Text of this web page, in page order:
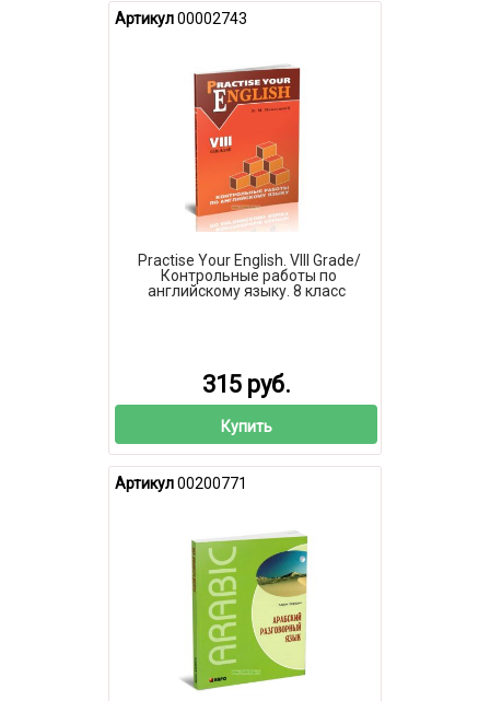
Артикул00002743
Practise Your English. VIII Grade/
Контрольные работы по
английскому языку. 8 класс
315 руб.
Купить
Артикул00200771